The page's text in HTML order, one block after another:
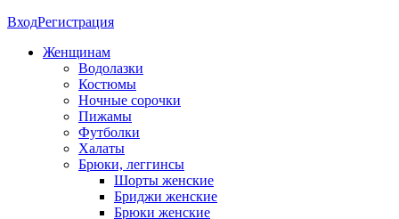
ВходРегистрация
Женщинам
Водолазки
Костюмы
Ночные сорочки
Пижамы
Футболки
Халаты
Брюки, леггинсы
Шорты женские
Бриджи женские
Брюки женские